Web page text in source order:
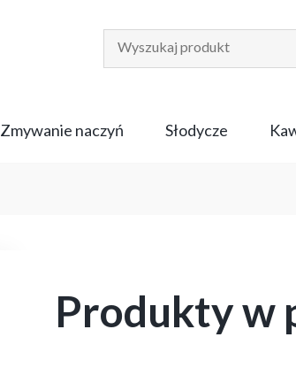
Zmywanie naczyń Słodycze
Produkty w